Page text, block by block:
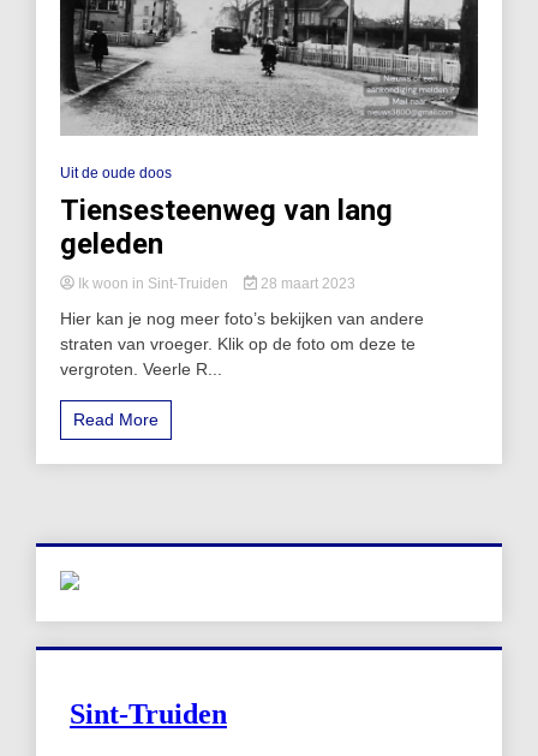
Uit de oude doos
Tiensesteenweg van lang
geleden
Ik woon in Sint-Truiden 28 maart 2023
Hier kan je nog meer foto’s bekijken van andere
straten van vroeger. Klik op de foto om deze te
vergroten. Veerle R...
Read More